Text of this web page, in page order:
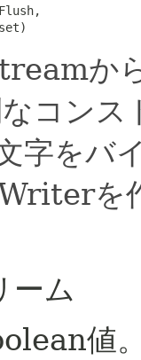
か
コンス
字をバ
を
ーム
値